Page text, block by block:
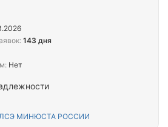
МИНЮСТА РОССИИ
143 дня
Нет